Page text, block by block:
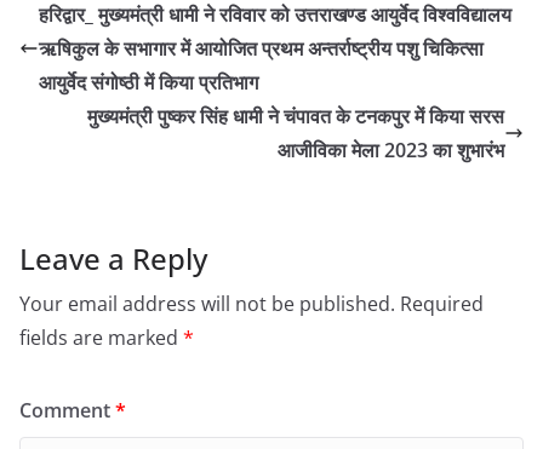
हरिद्वार_ मुख्यमंत्री धामी ने रविवार को उत्तराखण्ड आयुर्वेद विश्वविद्यालय
ऋषिकुल के सभागार में आयोजित प्रथम अन्तर्राष्ट्रीय पशु चिकित्सा
आयुर्वेद संगोष्ठी में किया प्रतिभाग
मुख्यमंत्री पुष्कर सिंह धामी ने चंपावत के टनकपुर में किया सरस
आजीविका मेला 2023 का शुभारंभ
Leave a Reply
Your email address will not be published. Required
fields are marked *
Comment*